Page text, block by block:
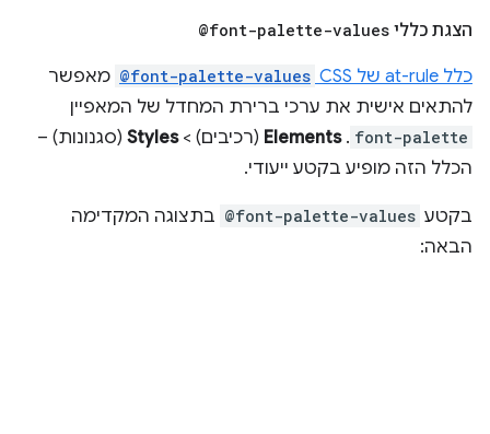
הצגת כללי @font-palette-values
כלל at-rule של CSS‏ @font-palette-values מאפשר
להתאים אישית את ערכי ברירת המחדל של המאפיין
font-palette
.
Elements (רכיבים) >Styles (סגנונות) –
הכלל הזה מופיע בקטע ייעודי.
בקטע @font-palette-values בתצוגה המקדימה
הבאה: